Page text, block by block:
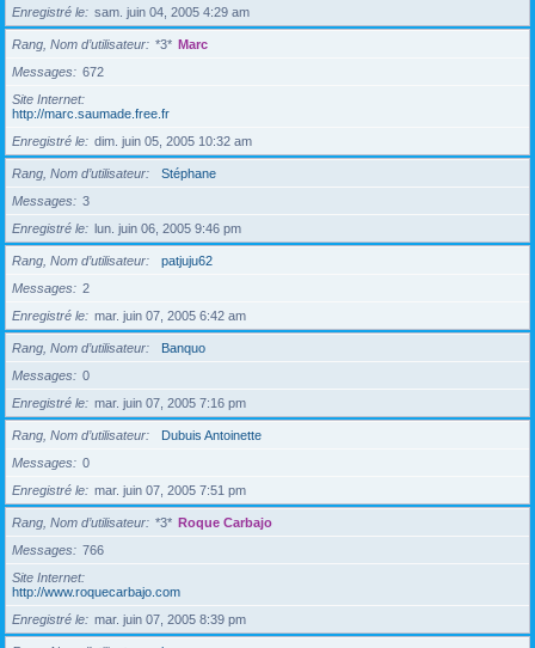
Enregistré le
sam. juin 04, 2005 4:29 am
Rang, Nom d’utilisateur *3* Marc
Messages
672
Site Internet
http://marc.saumade.free.fr
Enregistré le
dim. juin 05, 2005 10:32 am
Rang, Nom d’utilisateur
Stéphane
Messages
3
Enregistré le
lun. juin 06, 2005 9:46 pm
Rang, Nom d’utilisateur
patjuju62
Messages
2
Enregistré le
mar. juin 07, 2005 6:42 am
Rang, Nom d’utilisateur
Banquo
Messages
0
Enregistré le
mar. juin 07, 2005 7:16 pm
Rang, Nom d’utilisateur
Dubuis Antoinette
Messages
0
Enregistré le
mar. juin 07, 2005 7:51 pm
Rang, Nom d’utilisateur *3* Roque Carbajo
Messages
766
Site Internet
http://www.roquecarbajo.com
Enregistré le
mar. juin 07, 2005 8:39 pm